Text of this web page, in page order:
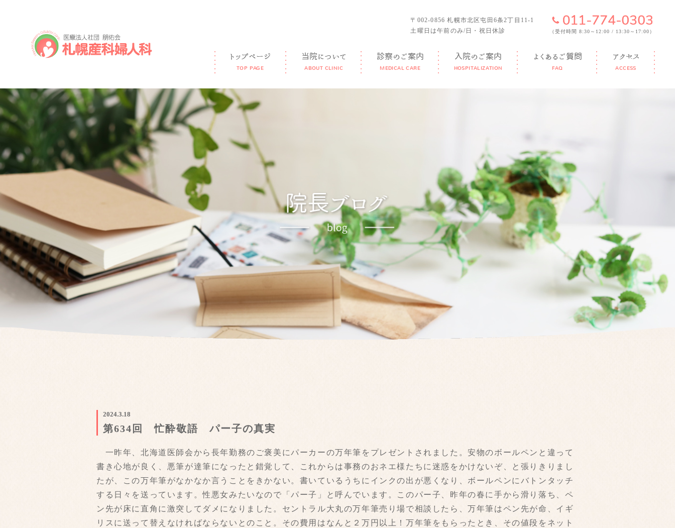
〒002-0856 札幌市北区屯田6条2丁目11-1
土曜日は午前のみ/日・祝日休診
（受付時間 8:30～12:00 / 13:30～17:00）
トップページ
TOP PAGE
当院について
ABOUT CLINIC
診察のご案内
MEDICAL CARE
入院のご案内
HOSPITALIZATION
よくあるご質問
FAQ
アクセス
ACCESS
2024.3.18
第634回 忙酔敬語 パー子の真実
一昨年、北海道医師会から長年勤務のご褒美にパーカーの万年筆をプレゼントされました。安物のボールペンと違って
書き心地が良く、悪筆が達筆になったと錯覚して、これからは事務のおネエ様たちに迷惑をかけないぞ、と張りきりまし
たが、この万年筆がなかなか言うことをきかない。書いているうちにインクの出が悪くなり、ボールペンにバトンタッチ
する日々を送っています。性悪女みたいなので「パー子」と呼んでいます。このパー子、昨年の春に手から滑り落ち、ペ
ン先が床に直角に激突してダメになりました。セントラル大丸の万年筆売り場で相談したら、万年筆はペン先が命、イギ
リスに送って替えなければならないとのこと。その費用はなんと２万円以上！万年筆をもらったとき、その値段をネット